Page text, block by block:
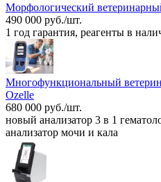
Морфологический
490 000 руб./шт.
1 год гарантия, реагенты в
Многофункциональный
Ozelle
680 000 руб./шт.
новый анализатор 3 в 1
анализатор мочи и кала